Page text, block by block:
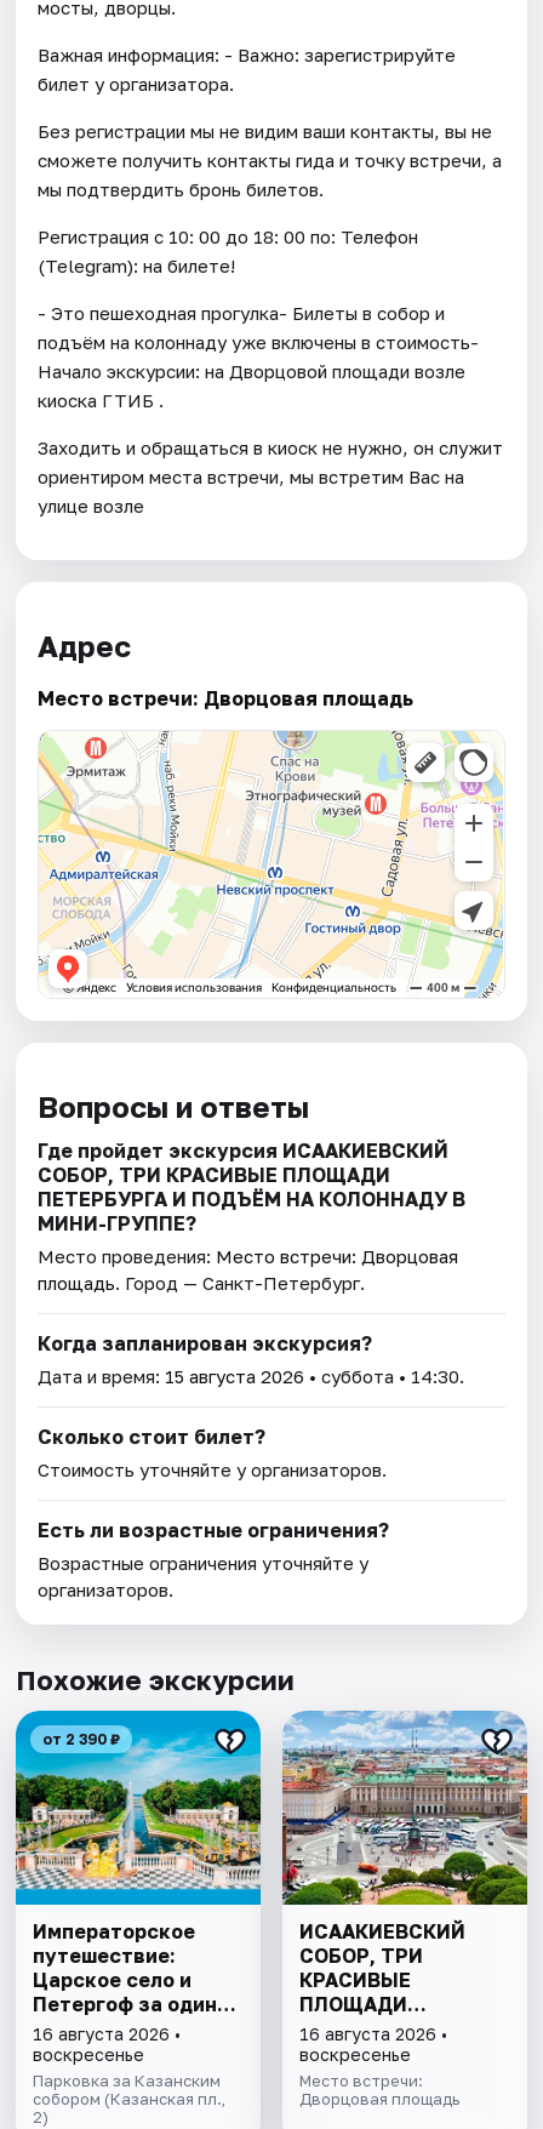
мосты, дворцы.
Важная информация: - Важно: зарегистрируйте
билет у организатора.
Без регистрации мы не видим ваши контакты, вы не
сможете получить контакты гида и точку встречи, а
мы подтвердить бронь билетов.
Регистрация с 10: 00 до 18: 00 по: Телефон
(Telegram): на билете!
- Это пешеходная прогулка- Билеты в собор и
подъём на колоннаду уже включены в стоимость-
Начало экскурсии: на Дворцовой площади возле
киоска ГТИБ .
Заходить и обращаться в киоск не нужно, он служит
ориентиром места встречи, мы встретим Вас на
улице возле
Адрес
Место встречи: Дворцовая площадь
Вопросы и ответы
Где пройдет экскурсия ИСААКИЕВСКИЙ
СОБОР, ТРИ КРАСИВЫЕ ПЛОЩАДИ
ПЕТЕРБУРГА И ПОДЪЁМ НА КОЛОННАДУ В
МИНИ-ГРУППЕ?
Место проведения: Место встречи: Дворцовая
площадь. Город — Санкт-Петербург.
Когда запланирован экскурсия?
Дата и время: 15 августа 2026 • суббота • 14:30.
Сколько стоит билет?
Стоимость уточняйте у организаторов.
Есть ли возрастные ограничения?
Возрастные ограничения уточняйте у
организаторов.
Похожие экскурсии
от 2 390 ₽
Императорское
путешествие:
Царское село и
Петергоф за один
день
16 августа 2026 •
воскресенье
Парковка за Казанским
собором (Казанская пл.,
2)
ИСААКИЕВСКИЙ
СОБОР, ТРИ
КРАСИВЫЕ
ПЛОЩАДИ
ПЕТЕРБУРГА И
ПОДЪЁМ НА
КОЛОННАДУ В
МИНИ-ГРУППЕ
16 августа 2026 •
воскресенье
Место встречи:
Дворцовая площадь